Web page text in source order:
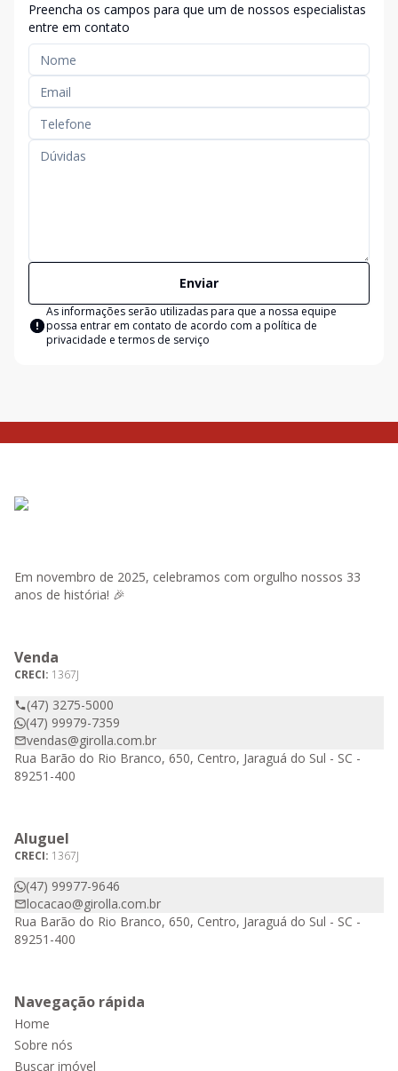
Preencha os campos para que um de nossos especialistas
entre em contato
Enviar
As informações serão utilizadas para que a nossa equipe
possa entrar em contato de acordo com a política de
privacidade e termos de serviço
Em novembro de 2025, celebramos com orgulho nossos 33
anos de história! 🎉
Venda
CRECI: 1367J
(47) 3275-5000
(47) 99979-7359
vendas@girolla.com.br
Rua Barão do Rio Branco, 650, Centro, Jaraguá do Sul - SC -
89251-400
Aluguel
CRECI: 1367J
(47) 99977-9646
locacao@girolla.com.br
Rua Barão do Rio Branco, 650, Centro, Jaraguá do Sul - SC -
89251-400
Navegação rápida
Home
Sobre nós
Buscar imóvel